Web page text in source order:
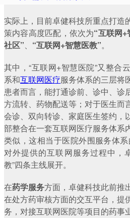
实际上，目前卓健科技所重点打造
策内容高度匹配，依次为“互联网+
社区”、 “互联网+智慧医教”。
其中，“互联网+智慧医院”又整合
系和互联网医疗服务体系的三层将
患者而言，能打通诊前、诊中、诊
方流转、药物配送等；对于医生而
会诊、双向转诊、家庭医生签约，
部整合在一套互联网医疗服务体系
类似，这相当于医院外围服务体
对外提供的互联网服务过程中，
教”四条主线展开。
在药学服务方面，卓健科技此前推
在处方药审核方面的交互平台，提
务，对接互联网医院等项目的药事